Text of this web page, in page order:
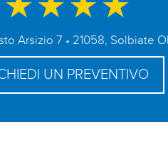
Arsizio 7 • 21058, Solbiate
UN PREVENTIVO